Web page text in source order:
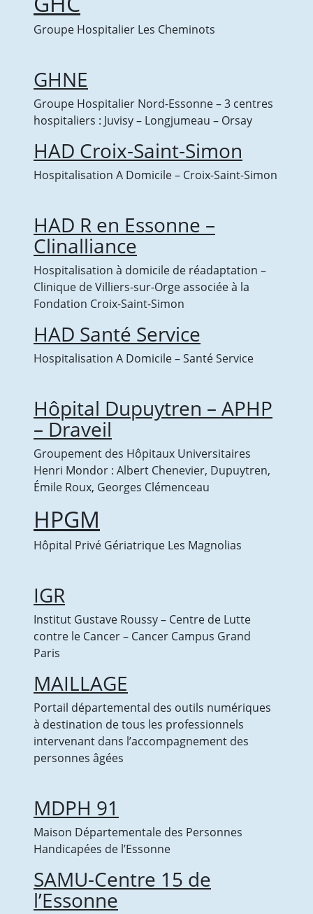
Groupe Hospitalier Les Cheminots
GHNE
Groupe Hospitalier Nord-Essonne – 3 centres
hospitaliers : Juvisy – Longjumeau – Orsay
HAD Croix-Saint-Simon
Hospitalisation A Domicile – Croix-Saint-Simon
HAD R en Essonne –
Clinalliance
Hospitalisation à domicile de réadaptation –
Clinique de Villiers-sur-Orge associée à la
Fondation Croix-Saint-Simon
HAD Santé Service
Hospitalisation A Domicile – Santé Service
Hôpital Dupuytren – APHP
– Draveil
Groupement des Hôpitaux Universitaires
Henri Mondor : Albert Chenevier, Dupuytren,
Émile Roux, Georges Clémenceau
HPGM
Hôpital Privé Gériatrique Les Magnolias
IGR
Institut Gustave Roussy – Centre de Lutte
contre le Cancer – Cancer Campus Grand
Paris
MAILLAGE
Portail départemental des outils numériques
à destination de tous les professionnels
intervenant dans l’accompagnement des
personnes âgées
MDPH 91
Maison Départementale des Personnes
Handicapées de l’Essonne
SAMU-Centre 15 de
l’Essonne